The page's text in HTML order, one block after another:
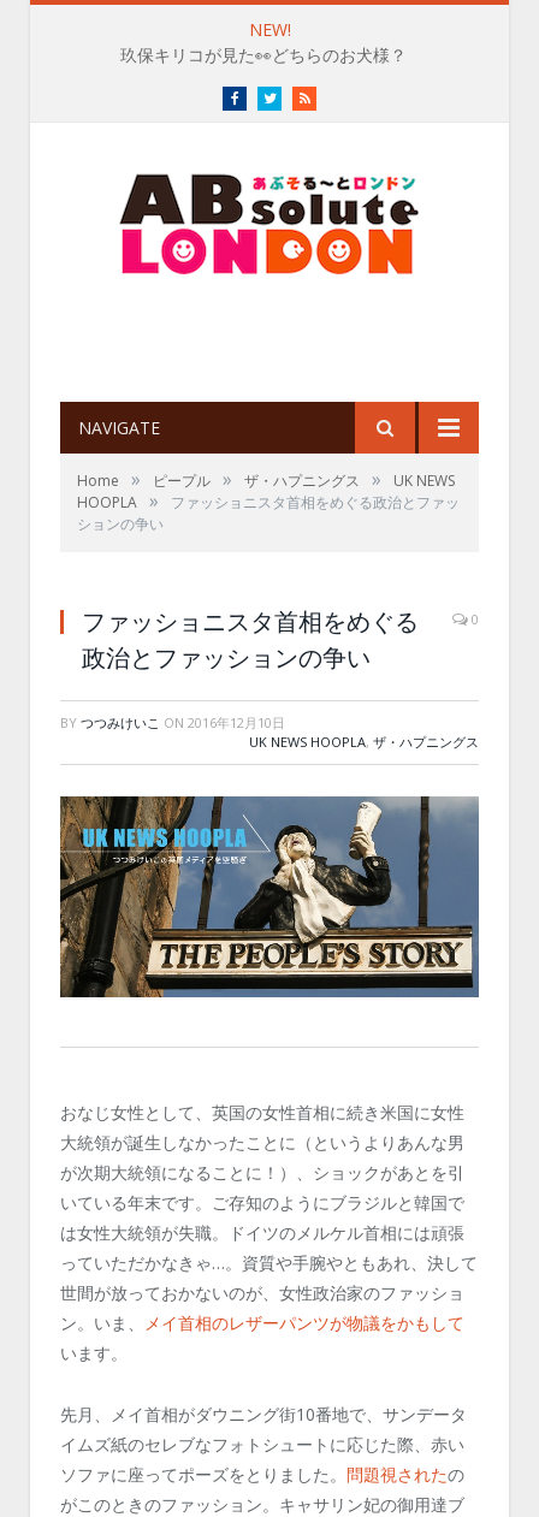
NEW!
玖保キリコが見た👀どちらのお犬様？
FacebookTwitterRSS
NAVIGATE
Home » ピープル » ザ・ハプニングス »
UK NEWS
HOOPLA »
ファッショニスタ首相をめぐる政治とファッ
ションの争い
ファッショニスタ首相をめぐる
政治とファッションの争い
0
BY つつみけいこ ON 2016年12月10日
UK NEWS HOOPLA, ザ・ハプニングス
おなじ女性として、英国の女性首相に続き米国に女性
大統領が誕生しなかったことに（というよりあんな男
が次期大統領になることに！）、ショックがあとを引
いている年末です。ご存知のようにブラジルと韓国で
は女性大統領が失職。ドイツのメルケル首相には頑張
っていただかなきゃ…。資質や手腕やともあれ、決して
世間が放っておかないのが、女性政治家のファッショ
ン。いま、
メイ首相のレザーパンツが物議をかもして
います。
先月、メイ首相がダウニング街10番地で、サンデータ
イムズ紙のセレブなフォトシュートに応じた際、赤い
ソファに座ってポーズをとりました。 問題視されたの
がこのときのファッション。キャサリン妃の御用達ブ